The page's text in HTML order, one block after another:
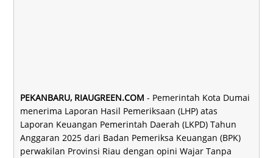
PEKANBARU, RIAUGREEN.COM - Pemerintah Kota Dumai
menerima Laporan Hasil Pemeriksaan (LHP) atas
Laporan Keuangan Pemerintah Daerah (LKPD) Tahun
Anggaran 2025 dari Badan Pemeriksa Keuangan (BPK)
perwakilan Provinsi Riau dengan opini Wajar Tanpa